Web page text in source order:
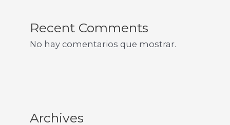
Recent Comments
No hay comentarios que mostrar.
Archives